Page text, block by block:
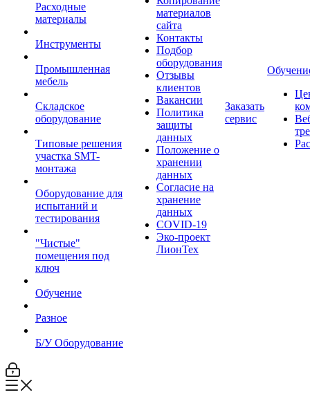
Расходные
материалы
Инструменты
Промышленная
мебель
Складское
оборудование
Типовые решения
участка SMT-
монтажа
Оборудование для
испытаний и
тестирования
"Чистые"
помещения под
ключ
Обучение
Разное
Б/У Оборудование
материалов
сайта
Контакты
Подбор
оборудования
Отзывы
клиентов
Вакансии
Политика
защиты
данных
Положение о
хранении
данных
Согласие на
хранение
данных
COVID-19
Эко-проект
ЛионТех
Заказать
сервис